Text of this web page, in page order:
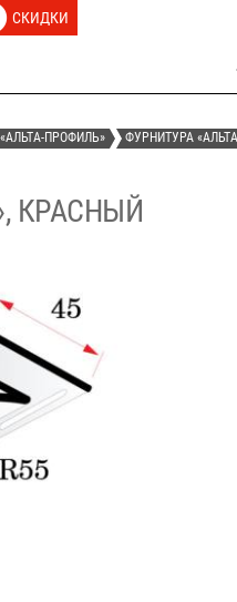
СКИДКИ
ПРОФИЛЬ» ФУРНИТУРА
КРАСНЫЙ